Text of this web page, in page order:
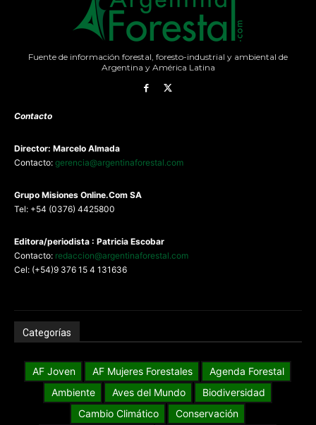
Fuente de información forestal, foresto-industrial y ambiental de
Argentina y América Latina
Contacto
Director: Marcelo Almada
Contacto: gerencia@argentinaforestal.com
Grupo Misiones Online.Com SA
Tel: +54 (0376) 4425800
Editora/periodista : Patricia Escobar
Contacto: redaccion@argentinaforestal.com
Cel: (+54)9 376 15 4 131636
Categorías
AF Joven AF Mujeres Forestales
Agenda Forestal
Ambiente
Aves del Mundo
Biodiversidad
Cambio Climático
Conservación